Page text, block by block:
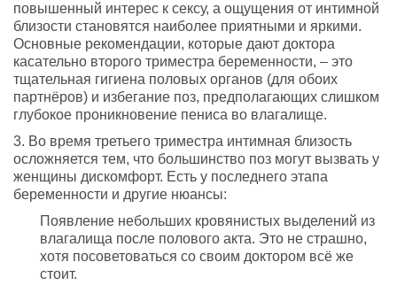
повышенный интерес к сексу, а ощущения от интимной
близости становятся наиболее приятными и яркими.
Основные рекомендации, которые дают доктора
касательно второго триместра беременности, – это
тщательная гигиена половых органов (для обоих
партнёров) и избегание поз, предполагающих слишком
глубокое проникновение пениса во влагалище.
3. Во время третьего триместра интимная близость
осложняется тем, что большинство поз могут вызвать у
женщины дискомфорт. Есть у последнего этапа
беременности и другие нюансы:
Появление небольших кровянистых выделений из
влагалища после полового акта. Это не страшно,
хотя посоветоваться со своим доктором всё же
стоит.